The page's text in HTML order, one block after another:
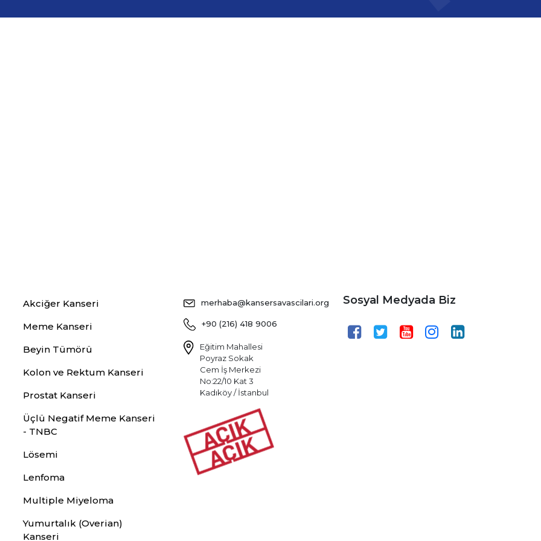
Akciğer Kanseri
Meme Kanseri
Beyin Tümörü
Kolon ve Rektum Kanseri
Prostat Kanseri
Üçlü Negatif Meme Kanseri
- TNBC
Lösemi
Lenfoma
Multiple Miyeloma
Yumurtalık (Overian)
Kanseri
merhaba@kansersavascilari.org
+90 (216) 418 9006
Eğitim Mahallesi
Poyraz Sokak
Cem İş Merkezi
No:22/10 Kat 3
Kadıköy / İstanbul
Sosyal Medyada Biz